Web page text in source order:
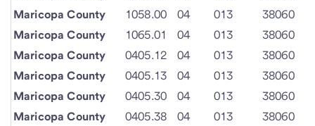
Maricopa County
1058.00 04 013
38060
Maricopa County
1065.01 04 013
38060
Maricopa County
0405.12 04 013
38060
Maricopa County
0405.13 04 013
38060
Maricopa County
0405.30 04 013
38060
Maricopa County
0405.38 04 013
38060